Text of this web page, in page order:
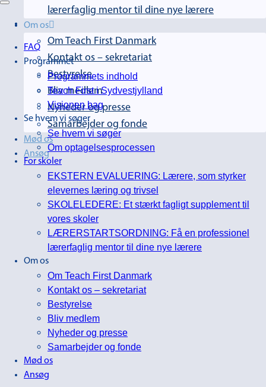
lærerfaglig mentor til dine nye lærere
Om os
Om Teach First Danmark
Kontakt os – sekretariat
Bestyrelse
Bliv medlem
Nyheder og presse
Samarbejder og fonde
Mød os
Ansøg
FAQ
Programmet
Programmets indhold
Teach First i Sydvestjylland
Visionen bag
Se hvem vi søger
Se hvem vi søger
Om optagelsesprocessen
For skoler
EKSTERN EVALUERING: Lærere, som styrker
elevernes læring og trivsel
SKOLELEDERE: Et stærkt fagligt supplement til
vores skoler
LÆRERSTARTSORDNING: Få en professionel
lærerfaglig mentor til dine nye lærere
Om os
Om Teach First Danmark
Kontakt os – sekretariat
Bestyrelse
Bliv medlem
Nyheder og presse
Samarbejder og fonde
Mød os
Ansøg